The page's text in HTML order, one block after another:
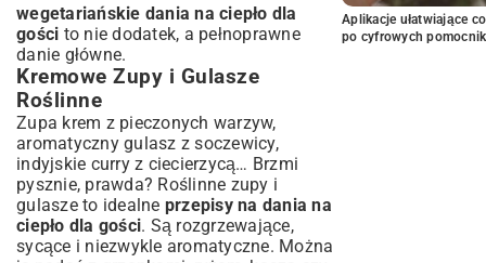
wegetariańskie dania na ciepło dla
gości to nie dodatek, a pełnoprawne
danie główne.
Kremowe Zupy i Gulasze
Roślinne
Zupa krem z pieczonych warzyw,
aromatyczny gulasz z soczewicy,
indyjskie curry z ciecierzycą… Brzmi
pysznie, prawda? Roślinne zupy i
gulasze to idealne przepisy na dania na
ciepło dla gości. Są rozgrzewające,
sycące i niezwykle aromatyczne. Można
Aplikacje ułatwiające
po cyfrowych